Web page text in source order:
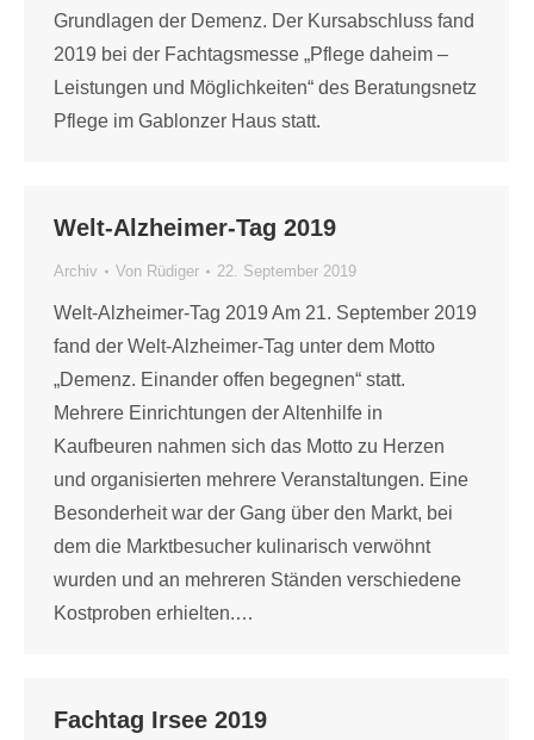
Grundlagen der Demenz. Der Kursabschluss fand
2019 bei der Fachtagsmesse „Pflege daheim –
Leistungen und Möglichkeiten“ des Beratungsnetz
Pflege im Gablonzer Haus statt.
Welt-Alzheimer-Tag 2019
Archiv Von Rüdiger 22. September 2019
Welt-Alzheimer-Tag 2019 Am 21. September 2019
fand der Welt-Alzheimer-Tag unter dem Motto
„Demenz. Einander offen begegnen“ statt.
Mehrere Einrichtungen der Altenhilfe in
Kaufbeuren nahmen sich das Motto zu Herzen
und organisierten mehrere Veranstaltungen. Eine
Besonderheit war der Gang über den Markt, bei
dem die Marktbesucher kulinarisch verwöhnt
wurden und an mehreren Ständen verschiedene
Kostproben erhielten.…
Fachtag Irsee 2019